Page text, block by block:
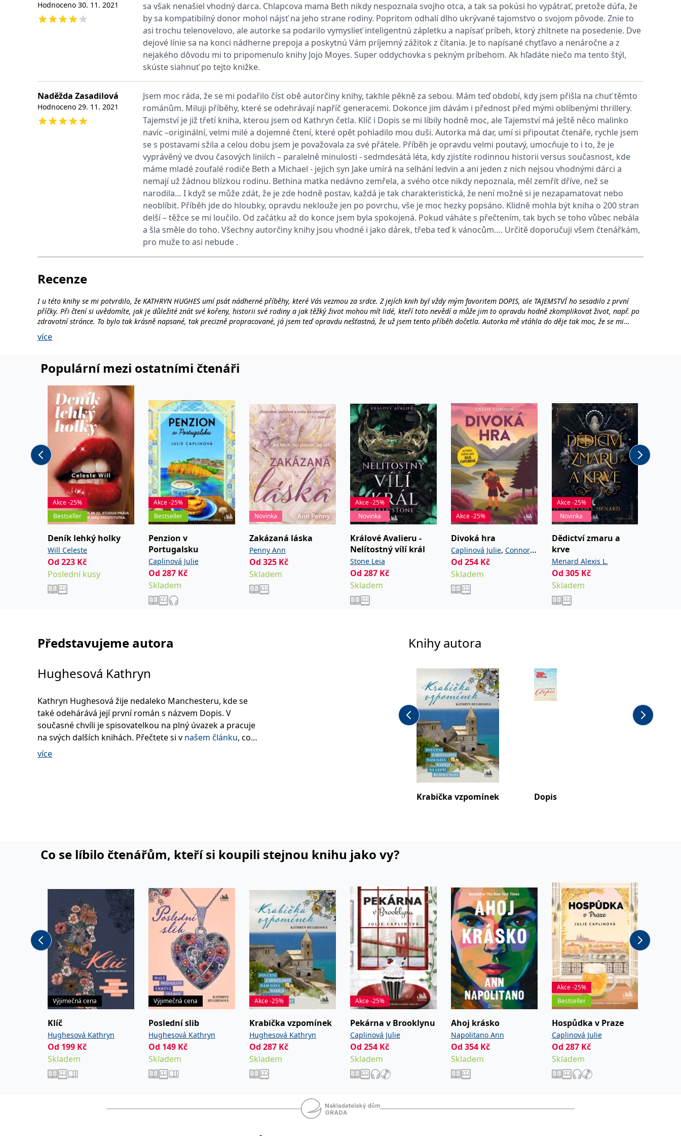
Hodnoceno 30. 11. 2021
sa však nenašiel vhodný darca. Chlapcova mama Beth nikdy nespoznala svojho otca, a tak sa pokúsi ho vypátrať, pretože dúfa, že
by sa kompatibilný donor mohol nájsť na jeho strane rodiny. Popritom odhalí dlho ukrývané tajomstvo o svojom pôvode. Znie to
asi trochu telenovelovo, ale autorke sa podarilo vymyslieť inteligentnú zápletku a napísať príbeh, ktorý zhltnete na posedenie. Dve
dejové línie sa na konci nádherne prepoja a poskytnú Vám príjemný zážitok z čítania. Je to napísané chytľavo a nenáročne a z
nejakého dôvodu mi to pripomenulo knihy Jojo Moyes. Super oddychovka s pekným príbehom. Ak hľadáte niečo ma tento štýl,
skúste siahnuť po tejto knižke.
Naděžda Zasadilová
Hodnoceno 29. 11. 2021
Jsem moc ráda, že se mi podařilo číst obě autorčiny knihy, takhle pěkně za sebou. Mám teď období, kdy jsem přišla na chuť těmto
románům. Miluji příběhy, které se odehrávají napříč generacemi. Dokonce jim dávám i přednost před mými oblíbenými thrillery.
Tajemství je již třetí kniha, kterou jsem od Kathryn četla. Klíč i Dopis se mi líbily hodně moc, ale Tajemství má ještě něco malinko
navíc –originální, velmi milé a dojemné čtení, které opět pohladilo mou duši. Autorka má dar, umí si připoutat čtenáře, rychle jsem
se s postavami sžila a celou dobu jsem je považovala za své přátele. Příběh je opravdu velmi poutavý, umocňuje to i to, že je
vyprávěný ve dvou časových liniích – paralelně minulosti - sedmdesátá léta, kdy zjistíte rodinnou historii versus současnost, kde
máme mladé zoufalé rodiče Beth a Michael - jejich syn Jake umírá na selhání ledvin a ani jeden z nich nejsou vhodnými dárci a
nemají už žádnou blízkou rodinu. Bethina matka nedávno zemřela, a svého otce nikdy nepoznala, měl zemřít dříve, než se
narodila… I když se může zdát, že je zde hodně postav, každá je tak charakteristická, že není možné si je nezapamatovat nebo
neoblíbit. Příběh jde do hloubky, opravdu neklouže jen po povrchu, vše je moc hezky popsáno. Klidně mohla být kniha o 200 stran
delší – těžce se mi loučilo. Od začátku až do konce jsem byla spokojená. Pokud váháte s přečtením, tak bych se toho vůbec nebála
a šla směle do toho. Všechny autorčiny knihy jsou vhodné i jako dárek, třeba teď k vánocům…. Určitě doporučuji všem čtenářkám,
pro muže to asi nebude .
Recenze
I u této knihy se mi potvrdilo, že KATHRYN HUGHES umí psát nádherné příběhy, které Vás vezmou za srdce. Z jejích knih byl vždy mým favoritem DOPIS, ale TAJEMSTVÍ ho sesadilo z první
příčky. Při čtení si uvědomíte, jak je důležité znát své kořeny, historii své rodiny a jak těžký život mohou mít lidé, kteří toto nevědí a může jim to opravdu hodně zkomplikovat život, např. po
zdravotní stránce. To bylo tak krásně napsané, tak precizně propracované, já jsem teď opravdu nešťastná, že už jsem tento příběh dočetla. Autorka mě vtáhla do děje tak moc, že se mi
nechtělo knihu dočítat, na straně druhé jsem musela vědět, jestli skončí opravdu tak, jak jsem si myslela...
Více na
Autorka rozhodně ví, jak čtenáře do příběhu vtáhnout a za žádnou cenu nepustit. S každou novou stránkou se tvoří v hlavě čtenáře nové a nové otázky a my na ně mermomocí potřebuje
nutně znát odpovědi. Velice mě oslovilo vrstvení děje ve dvou časových linkách – prolínání minulosti se současností, které s každou novu kapitolou odhaluje jednotlivé střípky mozaiky, jež se
skvělé“.
Celou recenzi najdete na lacultura.cz
Hlavním motivem románu Tajemství je otázka rodiny, rodičovství – zda krev opravdu není voda a zda lze navázat blízké vztahy tam, kde žádné nebyly. A také, může-li se matkou nazývat
pouze ta, která dítě porodí, nebo je-li skutečným rodičem ta, která o dítě pečuje, podporuje ho, zahrnuje láskou a vychovává k tomu, aby z něj vyrostl dobrý člověk. Ukazuje se, že některá
tajemství musí být odhalena, aby člověk mohl pochopit jednání svých blízkých a postavit se čelem budoucnosti. Kathryn Hughesová v Tajemství vystavěla silný lidský příběh. Její postavy mají
jasné charaktery a vzorce chování, jsou uvěřitelné a pro čtenáře blízké.
Celou recenzi najdete na
klubknihomolu.cz
více
Populární mezi ostatními čtenáři
Akce -25%
Bestseller
Deník lehký holky
Will Celeste
Od 223 Kč
Poslední kusy
Akce -25%
Bestseller
Penzion v
Portugalsku
Caplinová Julie
Od 287 Kč
Skladem
Novinka
Zakázaná láska
Penny Ann
Od 325 Kč
Skladem
Akce -25%
Novinka
Králové Avalieru -
Nelítostný vílí král
Stone Leia
Od 287 Kč
Skladem
Akce -25%
Divoká hra
Caplinová Julie, Connor
Cassie
Od 254 Kč
Skladem
Akce -25%
Novinka
Dědictví zmaru a
krve
Menard Alexis L.
Od 305 Kč
Skladem
Představujeme autora
Hughesová Kathryn
Kathryn Hughesová žije nedaleko Manchesteru, kde se
také odehárává její první román s názvem Dopis. V
současné chvíli je spisovatelkou na plný úvazek a pracuje
na svých dalších knihách. Přečtete si v našem článku, co
sama o sobě a své práci říká.
více
Knihy autora
Krabička vzpomínek Dopis
Co se líbilo čtenářům, kteří si koupili stejnou knihu jako vy?
Výjimečná cena
Klíč
Hughesová Kathryn
Od 199 Kč
Skladem
Výjimečná cena
Poslední slib
Hughesová Kathryn
Od 149 Kč
Skladem
Akce -25%
Krabička vzpomínek
Hughesová Kathryn
Od 287 Kč
Skladem
Akce -25%
Pekárna v Brooklynu
Caplinová Julie
Od 254 Kč
Skladem
Ahoj krásko
Napolitano Ann
Od 354 Kč
Skladem
Akce -25%
Bestseller
Hospůdka v Praze
Caplinová Julie
Od 287 Kč
Skladem
Corporation
web.
1 rok
Tento soubor cookie je v Microsoftu široce používán jako jedinečný identifikátor uživatele. Lze jej nastavit pomocí vložených skriptů Microsoft. Široce se věří, že se
synchronizuje s mnoha různými doménami společnosti Microsoft, což umožňuje sledování uživatelů.
1 měsíc
Toto je velmi běžný název souboru cookie, ale pokud je nalezen jako soubor cookie relace, bude pravděpodobně použit jako pro správu stavu relace.
.grada.cz
3 měsíce
Tento soubor cookie nastavuje společnost Doubleclick a provádí informace o tom, jak koncový uživatel používá webové stránky a jakoukoli reklamu, kterou koncový
uživatel mohl vidět před návštěvou uvedeného webu.
MR
Microsoft
Corporation
.c.bing.com
7 dní Toto je soubor cookie první strany společnosti Microsoft MSN, který používáme k měření používání webu pro interní analýzu.
_uetvid 1 rok
Toto je soubor cookie využívaný společností Microsoft Bing Ads a je sledovacím souborem cookie. Umožňuje nám komunikovat s uživatelem, který již dříve navštívil
náš web.
15 minut Tento soubor cookie nastavuje společnost DoubleClick (kterou vlastní společnost Google), aby zjistila, zda prohlížeč návštěvníka webu podporuje soubory cookie.
1 rok
Tento soubor cookie nastavuje společnost Doubleclick a provádí informace o tom, jak koncový uživatel používá webové stránky a jakoukoli reklamu, kterou koncový
uživatel mohl vidět před návštěvou uvedeného webu.
Tento soubor cookie poskytuje jednoznačně přiřazené strojově generované ID uživatele a shromažďuje údaje o aktivitě na webu. Tato data mohou být odeslána k
analýze a hlášení třetí straně.